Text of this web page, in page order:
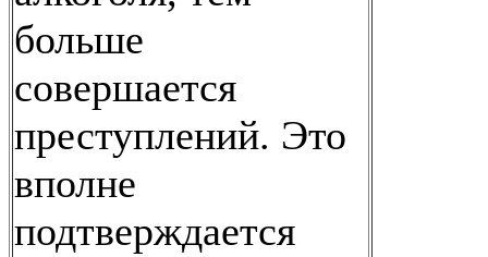
больше
совершается
преступлений. Это
вполне
подтверждается